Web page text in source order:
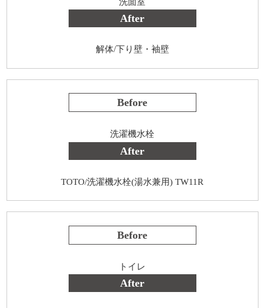
After
解体/下り壁・袖壁
Before
洗濯機水栓
After
TOTO/洗濯機水栓(湯水兼用) TW11R
Before
トイレ
After